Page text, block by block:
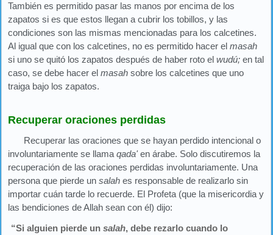
También es permitido pasar las manos por encima de los
zapatos si es que estos llegan a cubrir los tobillos, y las
condiciones son las mismas mencionadas para los calcetines.
Al igual que con los calcetines, no es permitido hacer el masah
si uno se quitó los zapatos después de haber roto el wudú; en tal
caso, se debe hacer el masah sobre los calcetines que uno
traiga bajo los zapatos.
Recuperar oraciones perdidas
Recuperar las oraciones que se hayan perdido intencional o
involuntariamente se llama qada'en árabe. Solo discutiremos la
recuperación de las oraciones perdidas involuntariamente. Una
persona que pierde un salah es responsable de realizarlo sin
importar cuán tarde lo recuerde. El Profeta (que la misericordia y
las bendiciones de Allah sean con él) dijo:
“Si alguien pierde un salah, debe rezarlo cuando lo